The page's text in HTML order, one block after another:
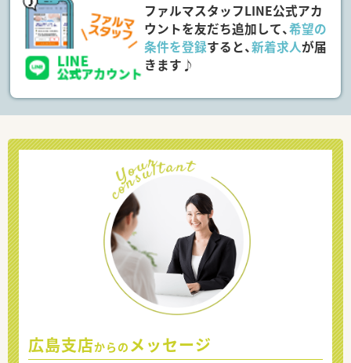
ファルマスタッフLINE公式アカ
ウントを友だち追加して、希望の
条件を登録すると、新着求人が届
きます♪
広島支店からの メッセージ